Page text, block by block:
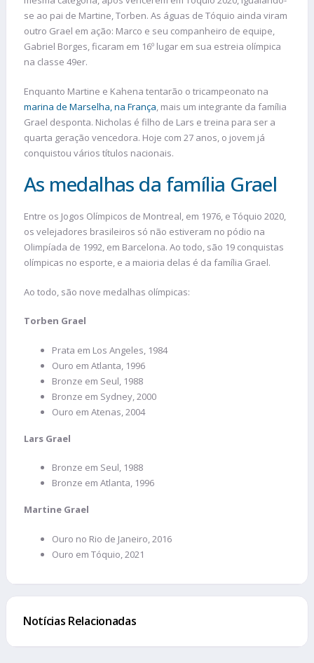
se ao pai de Martine, Torben. As águas de Tóquio ainda viram
outro Grael em ação: Marco e seu companheiro de equipe,
Gabriel Borges, ficaram em 16º lugar em sua estreia olímpica
na classe 49er.
Enquanto Martine e Kahena tentarão o tricampeonato na
marina de Marselha, na França, mais um integrante da família
Grael desponta. Nicholas é filho de Lars e treina para ser a
quarta geração vencedora. Hoje com 27 anos, o jovem já
conquistou vários títulos nacionais.
As medalhas da família Grael
Entre os Jogos Olímpicos de Montreal, em 1976, e Tóquio 2020,
os velejadores brasileiros só não estiveram no pódio na
Olimpíada de 1992, em Barcelona. Ao todo, são 19 conquistas
olímpicas no esporte, e a maioria delas é da família Grael.
Ao todo, são nove medalhas olímpicas:
Torben Grael
Prata em Los Angeles, 1984
Ouro em Atlanta, 1996
Bronze em Seul, 1988
Bronze em Sydney, 2000
Ouro em Atenas, 2004
Lars Grael
Bronze em Seul, 1988
Bronze em Atlanta, 1996
Martine Grael
Ouro no Rio de Janeiro, 2016
Ouro em Tóquio, 2021
Notícias Relacionadas